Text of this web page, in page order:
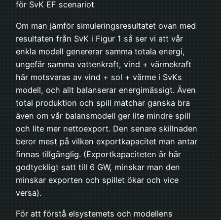
för SvK EF scenariot
Om man jämför simuleringsresultatet ovan med
resultaten från SvK i Figur 1 så ser vi att vår
enkla modell genererar samma totala energi,
ungefär samma vattenkraft, vind + värmekraft
här motsvaras av vind + sol + värme i SvKs
modell, och allt balanserar energimässigt. Även
total produktion och spill matchar ganska bra
även om vår balansmodell ger lite mindre spill
och lite mer nettoexport. Den senare skillnaden
beror mest på vilken exportkapacitet man antar
finnas tillgänglig. (Exportkapaciteten är här
godtyckligt satt till 6 GW, minskar man den
minskar exporten och spillet ökar och vice
versa).
För att förstå elsystemets och modellens